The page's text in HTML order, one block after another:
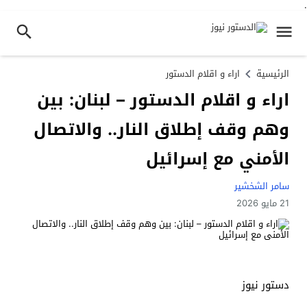
.
الرئيسية اراء و اقلام الدستور
اراء و اقلام الدستور – لبنان: بين
وهم وقف إطلاق النار.. والاتصال
الأمني ​​مع إسرائيل
سامر الشخشير
21 مايو 2026
دستور نيوز